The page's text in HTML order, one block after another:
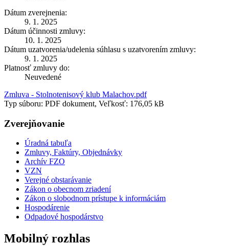
Dátum zverejnenia:
9. 1. 2025
Dátum účinnosti zmluvy:
10. 1. 2025
Dátum uzatvorenia/udelenia súhlasu s uzatvorením zmluvy:
9. 1. 2025
Platnosť zmluvy do:
Neuvedené
Zmluva - Stolnotenisový klub Malachov.pdf
Typ súboru: PDF dokument, Veľkosť: 176,05 kB
Zverejňovanie
Úradná tabuľa
Zmluvy, Faktúry, Objednávky
Archív FZO
VZN
Verejné obstarávanie
Zákon o obecnom zriadení
Zákon o slobodnom prístupe k informáciám
Hospodárenie
Odpadové hospodárstvo
Mobilný rozhlas